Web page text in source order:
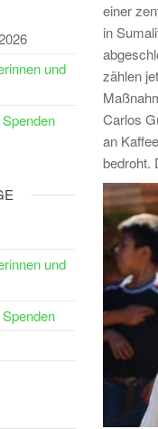
einer
in
zählen
Carlos
an
bedroht.
und
und